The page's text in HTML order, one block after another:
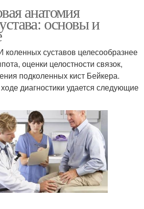
анатомия
основы и
суставов целесообразнее
оценки целостности связок,
подколенных кист Бейкера.
диагностики удается следующие